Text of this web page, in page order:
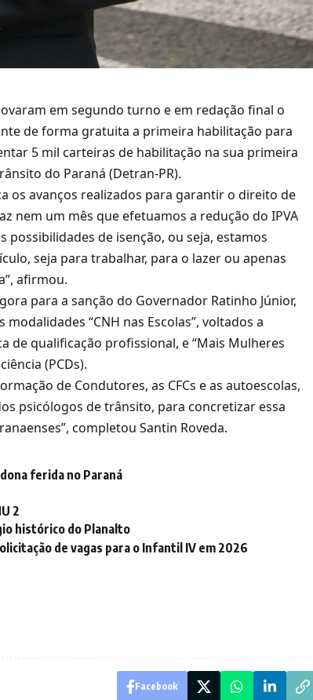
em segundo turno e em redação final o
de forma gratuita a primeira habilitação para
5 mil carteiras de habilitação na sua primeira
do Paraná (Detran-PR).
os avanços realizados para garantir o direito de
nem um mês que efetuamos a redução do IPVA
de isenção, ou seja, estamos
seja para trabalhar, para o lazer ou apenas
afirmou.
para a sanção do Governador Ratinho Júnior,
“CNH nas Escolas”, voltados a
de qualificação profissional, e “Mais Mulheres
(PCDs).
de Condutores, as CFCs e as autoescolas,
psicólogos de trânsito, para concretizar essa
completou Santin Roveda.
ferida no Paraná
2
histórico do Planalto
de vagas para o Infantil IV em 2026
Facebook